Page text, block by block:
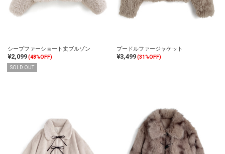
シープファーショート丈ブルゾン
¥2,099(48%OFF)
SOLD OUT
プードルファージャケット
¥3,499(31%OFF)